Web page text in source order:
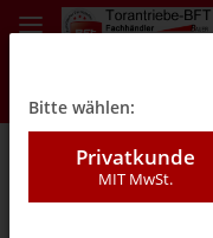
05ZD - Induktionsschleife
Bitte wählen:
Privatkunde
MIT MwSt.